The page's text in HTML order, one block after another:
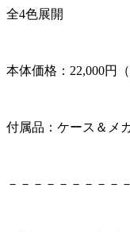
全4色展開
本体価格：22,000円（
付属品：ケース＆メ
－－－－－－－－－